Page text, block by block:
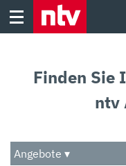
Skip
Audio
Das Beste
Finden Sie
ntv
Angebote ▾